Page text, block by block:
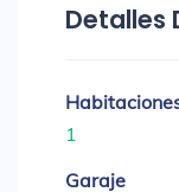
Detalles
1
Garaje